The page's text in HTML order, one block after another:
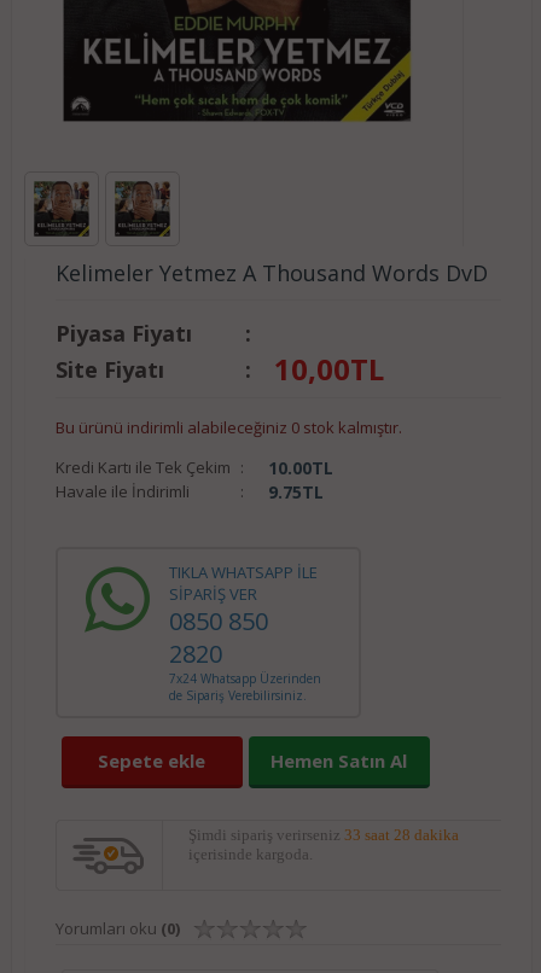
Kelimeler Yetmez A Thousand Words DvD
Piyasa Fiyatı
:
Site Fiyatı
: 10,00TL
Bu ürünü indirimli alabileceğiniz 0 stok kalmıştır.
Kredi Kartı ile Tek Çekim : 10.00TL
Havale ile İndirimli : 9.75TL
TIKLA WHATSAPP İLE
SİPARİŞ VER
0850 850
2820
7x24 Whatsapp Üzerinden
de Sipariş Verebilirsiniz.
Sepete ekle Hemen Satın Al
Şimdi sipariş verirseniz 33 saat 28 dakika
içerisinde kargoda.
Yorumları oku (0)